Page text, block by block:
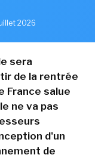
2026
sera
de la rentrée
France salue
ne va pas
d'un
de